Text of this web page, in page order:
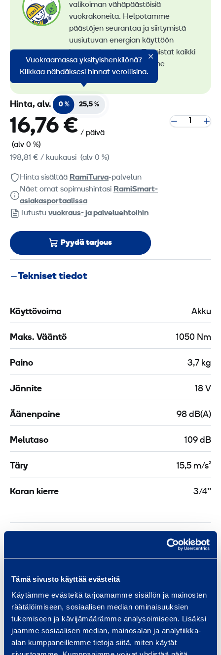
Tämä sivusto käyttää evästeitä
Käytämme evästeitä tarjoamamme sisällön ja mainosten
räätälöimiseen, sosiaalisen median ominaisuuksien
tukemiseen ja kävijämäärämme analysoimiseen. Lisäksi
jaamme sosiaalisen median, mainosalan ja analytiikka-
alan kumppaneillemme tietoja siitä, miten käytät
valikoiman vähäpäästöisiä
vuokrakoneita. Helpotamme
päästöjen seurantaa ja siirtymistä
uusiutuvan energian käyttöön
konevuokrauksessa. Tunnistat kaikki
vähäpäästöiset koneemme
RamiGreen-merkistä.
Vuokraamassa yksityishenkilönä?
Klikkaa nähdäksesi hinnat verollisina.
Hinta, alv. 0 % 25,5 %
16,76 € / päivä
(alv 0 %)
198,81 € / kuukausi (alv 0 %)
Hinta sisältää RamiTurva-palvelun
Näet omat sopimushintasi RamiSmart-
asiakasportaalissa
Tutustu vuokraus- ja palveluehtoihin
Pyydä tarjous
Tekniset tiedot
Käyttövoima Akku
Maks. Vääntö 1050 Nm
Paino 3,7 kg
Jännite 18 V
Äänenpaine 98 dB(A)
Melutaso 109 dB
Täry 15,5 m/s²
Karan kierre 3/4''
Samankaltaisia tuotteita
M
u